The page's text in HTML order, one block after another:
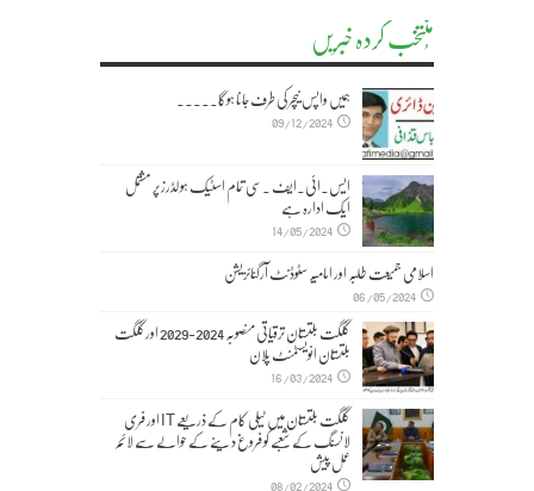
مُنتخب کردہ خبریں
ہمیں واپس نیچر کی طرف جانا ہوگا۔۔۔۔۔
09/12/2024
ایس۔ائی۔ایف ۔سی تمام اسٹیک ہولڈرز پر مشتمل
ایک ادارہ ہے
14/05/2024
اسلامی جمیعت طلبہ اور امامیہ سٹوڈنٹ آرگنائزیشن
06/05/2024
گلگت بلتستان ترقیاتی منصوبہ 2024-2029 اورگلگت
بلتستان انویسٹمنٹ پلان
16/03/2024
گلگت بلتستان میں ٹیلی کام کے ذریعے IT اور فری
لانسنگ کے شعبے کو فروغ دینے کے حوالے سے لائحہ
عمل پیش
08/02/2024